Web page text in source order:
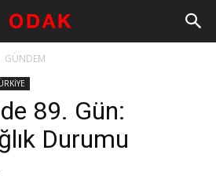
GÜNDEM
89. Gün:
Durumu